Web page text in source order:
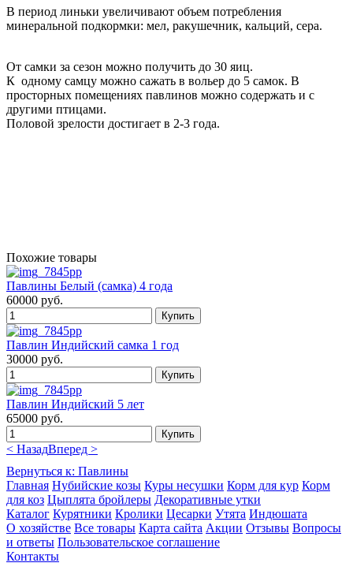
В период линьки увеличивают объем потребления
минеральной подкормки: мел, ракушечник, кальций, сера.
От самки за сезон можно получить до 30 яиц.
К одному самцу можно сажать в вольер до 5 самок. В
просторных помещениях павлинов можно содержать и с
другими птицами.
Половой зрелости достигает в 2-3 года.
Похожие товары
Павлины Белый (самка) 4 года
60000 руб.
Павлин Индийский самка 1 год
30000 руб.
Павлин Индийский 5 лет
65000 руб.
< НазадВперед >
Вернуться к: Павлины
Главная Нубийские козы Куры несушки Корм для кур Корм
для коз Цыплята бройлеры Декоративные утки
Каталог Курятники Кролики Цесарки Утята Индюшата
О хозяйстве Все товары Карта сайта Акции Отзывы Вопросы
и ответы Пользовательское соглашение
Контакты